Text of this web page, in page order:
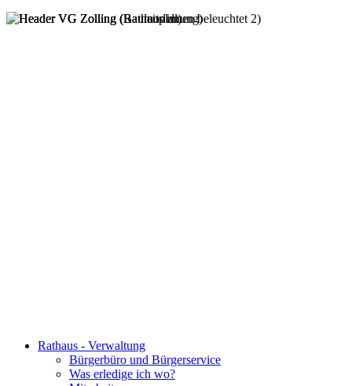
Rathaus - Verwaltung
Bürgerbüro und Bürgerservice
Was erledige ich wo?